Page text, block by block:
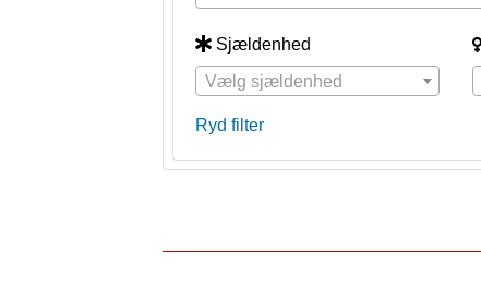
Sjældenhed
Vælg sjældenhed
Ryd filter